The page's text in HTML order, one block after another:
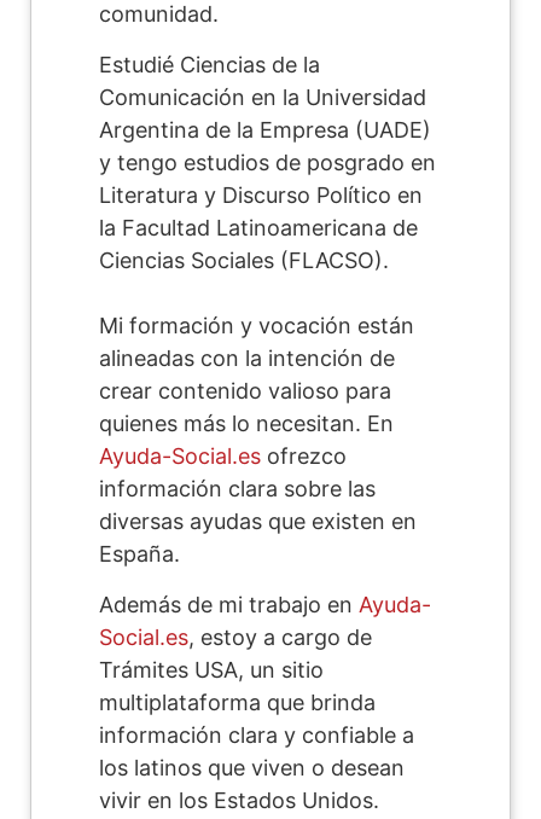
comunidad.
Estudié Ciencias de la
Comunicación en la Universidad
Argentina de la Empresa (UADE)
y tengo estudios de posgrado en
Literatura y Discurso Político en
la Facultad Latinoamericana de
Ciencias Sociales (FLACSO).
Mi formación y vocación están
alineadas con la intención de
crear contenido valioso para
quienes más lo necesitan. En
Ayuda-Social.es ofrezco
información clara sobre las
diversas ayudas que existen en
España.
Además de mi trabajo en Ayuda-
Social.es, estoy a cargo de
Trámites USA, un sitio
multiplataforma que brinda
información clara y confiable a
los latinos que viven o desean
vivir en los Estados Unidos.